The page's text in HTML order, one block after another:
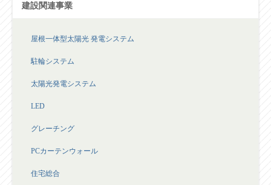
建設関連事業
屋根一体型太陽光 発電システム
駐輪システム
太陽光発電システム
LED
グレーチング
PCカーテンウォール
住宅総合